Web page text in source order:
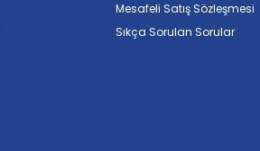
Mesafeli Satış Sözleşmesi
Sıkça Sorulan Sorular